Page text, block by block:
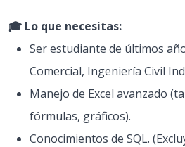
🎓 Lo que necesitas:
Ser estudiante de últimos
Comercial, Ingeniería Civil
Manejo de Excel avanzado
fórmulas, gráficos).
Conocimientos de SQL.